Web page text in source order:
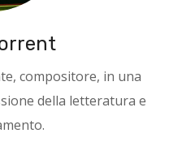
compositore, in una
della letteratura e